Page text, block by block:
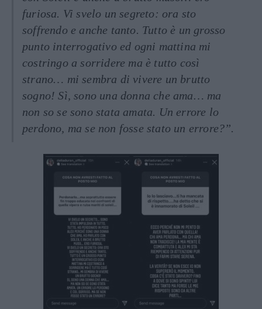
furiosa. Vi svelo un segreto: ora sto
soffrendo e anche tanto. Tutto è un grosso
punto interrogativo ed ogni mattina mi
costringo a sorridere ma è tutto così
strano… mi sembra di vivere un brutto
sogno! Sì, sono una donna che ama… ma
non so se sono stata amata. Un errore lo
perdono, ma se non fosse stato un errore?”.